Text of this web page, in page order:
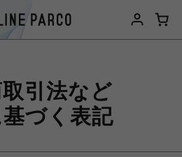
引法など
づく表記